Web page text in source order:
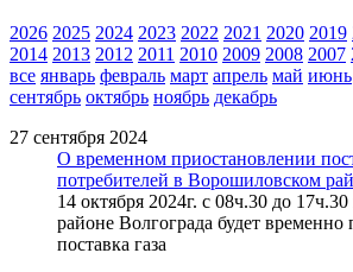
2026 2025 2024 2023 2022 2021 2020 2019
2014 2013 2012 2011 2010 2009 2008 2007
все январь февраль март апрель май июнь
сентябрь октябрь ноябрь декабрь
27 сентября 2024
О временном приостановлении
потребителей в Ворошиловском
14 октября 2024г. с 08ч.30 до
районе Волгограда будет временно
поставка газа